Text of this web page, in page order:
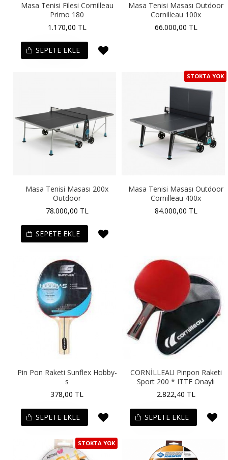
Masa Tenisi Filesi Cornilleau
Primo 180
1.170,00 TL
SEPETE EKLE
Masa Tenisi Masası Outdoor
Cornilleau 100x
66.000,00 TL
Masa Tenisi Masası 200x
Outdoor
78.000,00 TL
SEPETE EKLE
STOKTA YOK
Masa Tenisi Masası Outdoor
Cornilleau 400x
84.000,00 TL
Pin Pon Raketi Sunflex Hobby-
s
378,00 TL
SEPETE EKLE
CORNİLLEAU Pinpon Raketi
Sport 200 * ITTF Onaylı
2.822,40 TL
SEPETE EKLE
STOKTA YOK